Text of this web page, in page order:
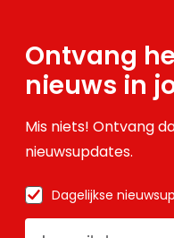
Ontvang
nieuws in
Mis niets! Ontvang
nieuwsupdates.
Dagelijkse